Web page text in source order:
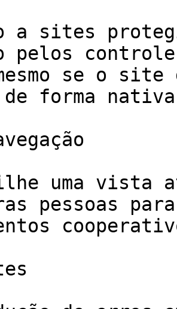
a sites
se o
de forma
uma vista
pessoas